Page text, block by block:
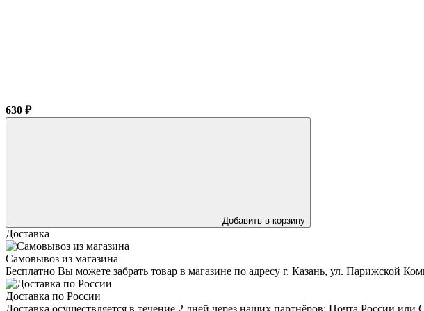
630 ₽
Добавить в корзину
Доставка
Самовывоз из магазина
Бесплатно Вы можете забрать товар в магазине по адресу г. Казань, ул. Парижской
Доставка по России
Доставка осуществляется в течение 2 дней через наших партнёров: Почта России